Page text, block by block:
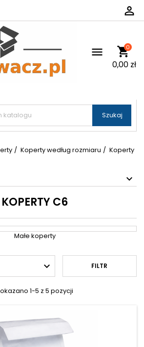

 shopping_cart
0
0,00 zł
 Szukaj
Koperty według rozmiaru
Koperty
KOPERTY C6
Małe koperty
 FILTR
1-5 z 5 pozycji